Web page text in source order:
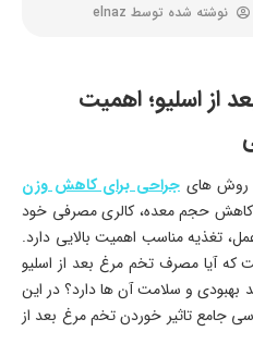
نوشته شده توسط elnaz
از اسلیو؛ اهمیت
روش های جراحی برای کاهش وزن
کاهش حجم معده، کالری مصرفی خود
تغذیه مناسب اهمیت بالایی دارد.
که آیا مصرف تخم مرغ بعد از اسلیو
بهبودی و سلامت آن ها دارد؟ در این
جامع تاثیر خوردن تخم مرغ بعد از